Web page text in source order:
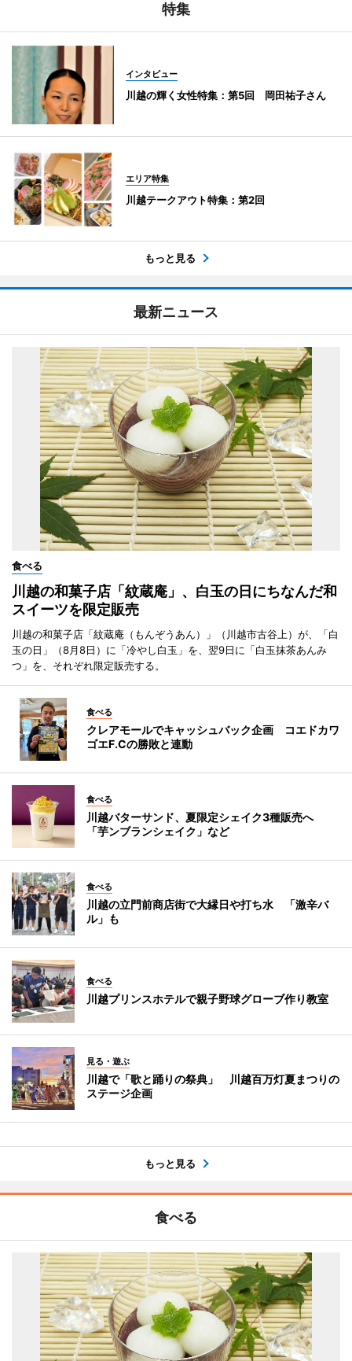
特集
インタビュー
川越の輝く女性特集：第5回 岡田祐子さん
エリア特集
川越テークアウト特集：第2回
もっと見る
最新ニュース
食べる
川越の和菓子店「紋蔵庵」、白玉の日にちなんだ和
スイーツを限定販売
川越の和菓子店「紋蔵庵（もんぞうあん）」（川越市古谷上）が、「白
玉の日」（8月8日）に「冷やし白玉」を、翌9日に「白玉抹茶あんみ
つ」を、それぞれ限定販売する。
食べる
クレアモールでキャッシュバック企画 コエドカワ
ゴエF.Cの勝敗と連動
食べる
川越バターサンド、夏限定シェイク3種販売へ
「芋ンブランシェイク」など
食べる
川越の立門前商店街で大縁日や打ち水 「激辛バ
ル」も
食べる
川越プリンスホテルで親子野球グローブ作り教室
見る・遊ぶ
川越で「歌と踊りの祭典」 川越百万灯夏まつりの
ステージ企画
もっと見る
食べる